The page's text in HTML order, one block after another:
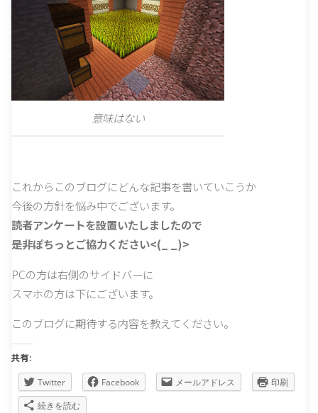
意味はない
これからこのブログにどんな記事を書いていこうか
今後の方針を悩み中でございます。
読者アンケートを設置いたしましたので
是非ぽちっとご協力ください<(_ _)>
PCの方は右側のサイドバーに
スマホの方は下にございます。
このブログに期待する内容を教えてください。
共有:
Twitter Facebook メールアドレス
印刷
続きを読む